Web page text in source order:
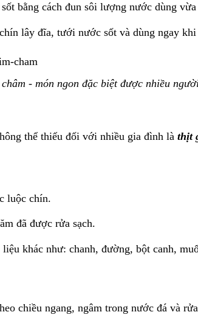
bằng cách đun sôi lượng nước dùng
lây đĩa, tưới nước sốt và dùng ngay
- món ngon đặc biệt được nhiều
thể thiếu đối với nhiều gia đình là thịt
luộc chín.
đã được rửa sạch.
khác như: chanh, đường, bột canh,
chiều ngang, ngâm trong nước đá và